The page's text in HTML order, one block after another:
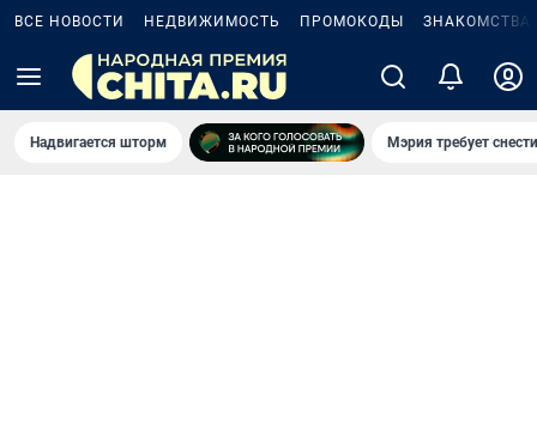
ВСЕ НОВОСТИ НЕДВИЖИМОСТЬ ПРОМОКОДЫ ЗНАКОМСТВА
Надвигается шторм Мэрия требует